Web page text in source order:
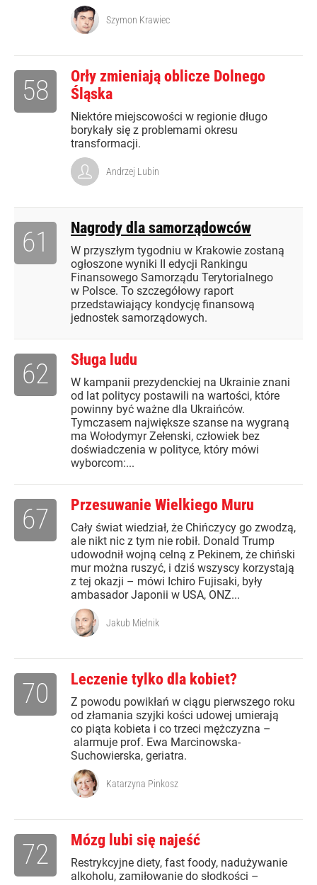
Szymon Krawiec
Orły zmieniają oblicze Dolnego
Śląska
Niektóre miejscowości w regionie długo
borykały się z problemami okresu
transformacji.
58
Andrzej Lubin
Nagrody dla samorządowców
W przyszłym tygodniu w Krakowie zostaną
ogłoszone wyniki II edycji Rankingu
Finansowego Samorządu Terytorialnego
w Polsce. To szczegółowy raport
przedstawiający kondycję finansową
jednostek samorządowych.
61
Sługa ludu
W kampanii prezydenckiej na Ukrainie znani
od lat politycy postawili na wartości, które
powinny być ważne dla Ukraińców.
Tymczasem największe szanse na wygraną
ma Wołodymyr Zełenski, człowiek bez
doświadczenia w polityce, który mówi
wyborcom:...
62
Przesuwanie Wielkiego Muru
Cały świat wiedział, że Chińczycy go zwodzą,
ale nikt nic z tym nie robił. Donald Trump
udowodnił wojną celną z Pekinem, że chiński
mur można ruszyć, i dziś wszyscy korzystają
z tej okazji – mówi Ichiro Fujisaki, były
ambasador Japonii w USA, ONZ...
67
Jakub Mielnik
Leczenie tylko dla kobiet?
Z powodu powikłań w ciągu pierwszego roku
od złamania szyjki kości udowej umierają
co piąta kobieta i co trzeci mężczyzna –
alarmuje prof. Ewa Marcinowska-
Suchowierska, geriatra.
70
Katarzyna Pinkosz
Mózg lubi się najeść
Restrykcyjne diety, fast foody, nadużywanie
alkoholu, zamiłowanie do słodkości –
72